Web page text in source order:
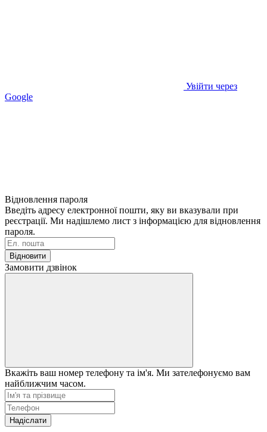
Увійти через
Google
Відновлення пароля
Введіть адресу електронної пошти, яку ви вказували при
реєстрації. Ми надішлемо лист з інформацією для відновлення
пароля.
Відновити
Замовити дзвінок
Вкажіть ваш номер телефону та ім'я. Ми зателефонуємо вам
найближчим часом.
Надіслати